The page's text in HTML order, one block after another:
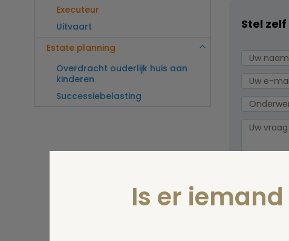
Executeur
Uitvaart
Estate planning
Overdracht ouderlijk huis aan
kinderen
Successiebelasting
Stel
Is er